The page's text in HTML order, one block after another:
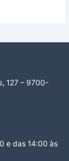
127 – 9700-
e das 14:00 às